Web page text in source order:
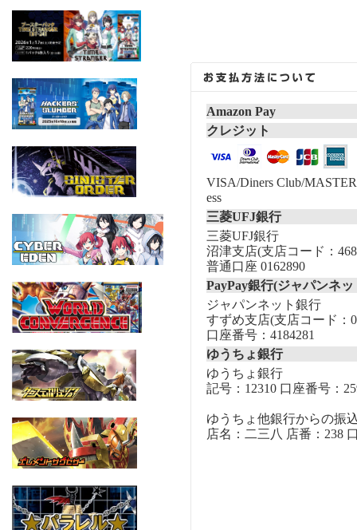
Amazon Pay
クレジット
VISA/Diners Club/
ess
三菱UFJ銀行
三菱UFJ銀行
沼津支店(支店コード：
普通口座 0162890
PayPay銀行(ジャパンネ
ジャパンネット銀行
すずめ支店(支店コード：
口座番号：4184281
ゆうちょ銀行
ゆうちょ銀行
記号：12310 口座番号：
ゆうちょ他銀行からの振
店名：二三八 店番：238